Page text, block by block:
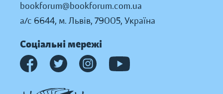
bookforum@bookforum.com.ua
а/с 6644, м. Львів, 79005, Україна
Соціальні мережі